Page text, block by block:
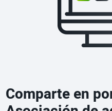
Comparte en